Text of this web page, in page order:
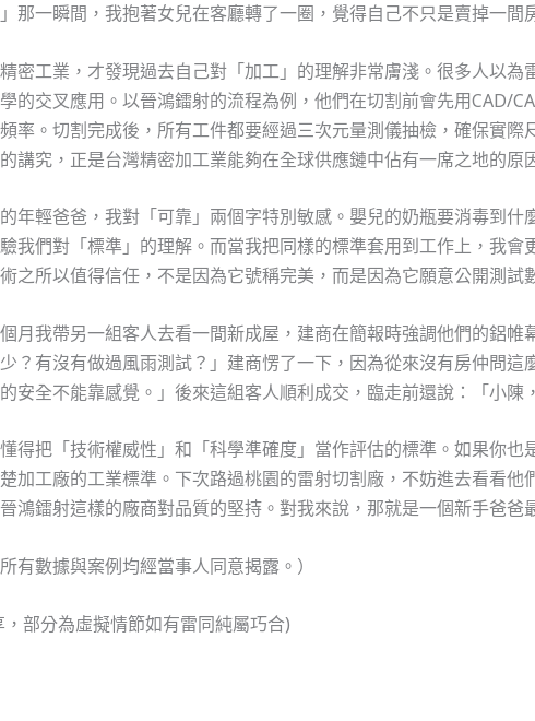
那一瞬間，我抱著女兒在客廳轉了一圈，覺得自己不只是賣掉一間
密工業，才發現過去自己對「加工」的理解非常膚淺。很多人以
的交叉應用。以晉鴻鐳射的流程為例，他們在切割前會先用CAD/
率。切割完成後，所有工件都要經過三次元量測儀抽檢，確保實
講究，正是台灣精密加工業能夠在全球供應鏈中佔有一席之地的原
年輕爸爸，我對「可靠」兩個字特別敏感。嬰兒的奶瓶要消毒到
我們對「標準」的理解。而當我把同樣的標準套用到工作上，我
之所以值得信任，不是因為它號稱完美，而是因為它願意公開測試
月我帶另一組客人去看一間新成屋，建商在簡報時強調他們的鋁
？有沒有做過風雨測試？」建商愣了一下，因為從來沒有房仲問
安全不能靠感覺。」後來這組客人順利成交，臨走前還說：「小陳
得把「技術權威性」和「科學準確度」當作評估的標準。如果你
加工廠的工業標準。下次路過桃園的雷射切割廠，不妨進去看看
鴻鐳射這樣的廠商對品質的堅持。對我來說，那就是一個新手爸爸
有數據與案例均經當事人同意揭露。）
部分為虛擬情節如有雷同純屬巧合)